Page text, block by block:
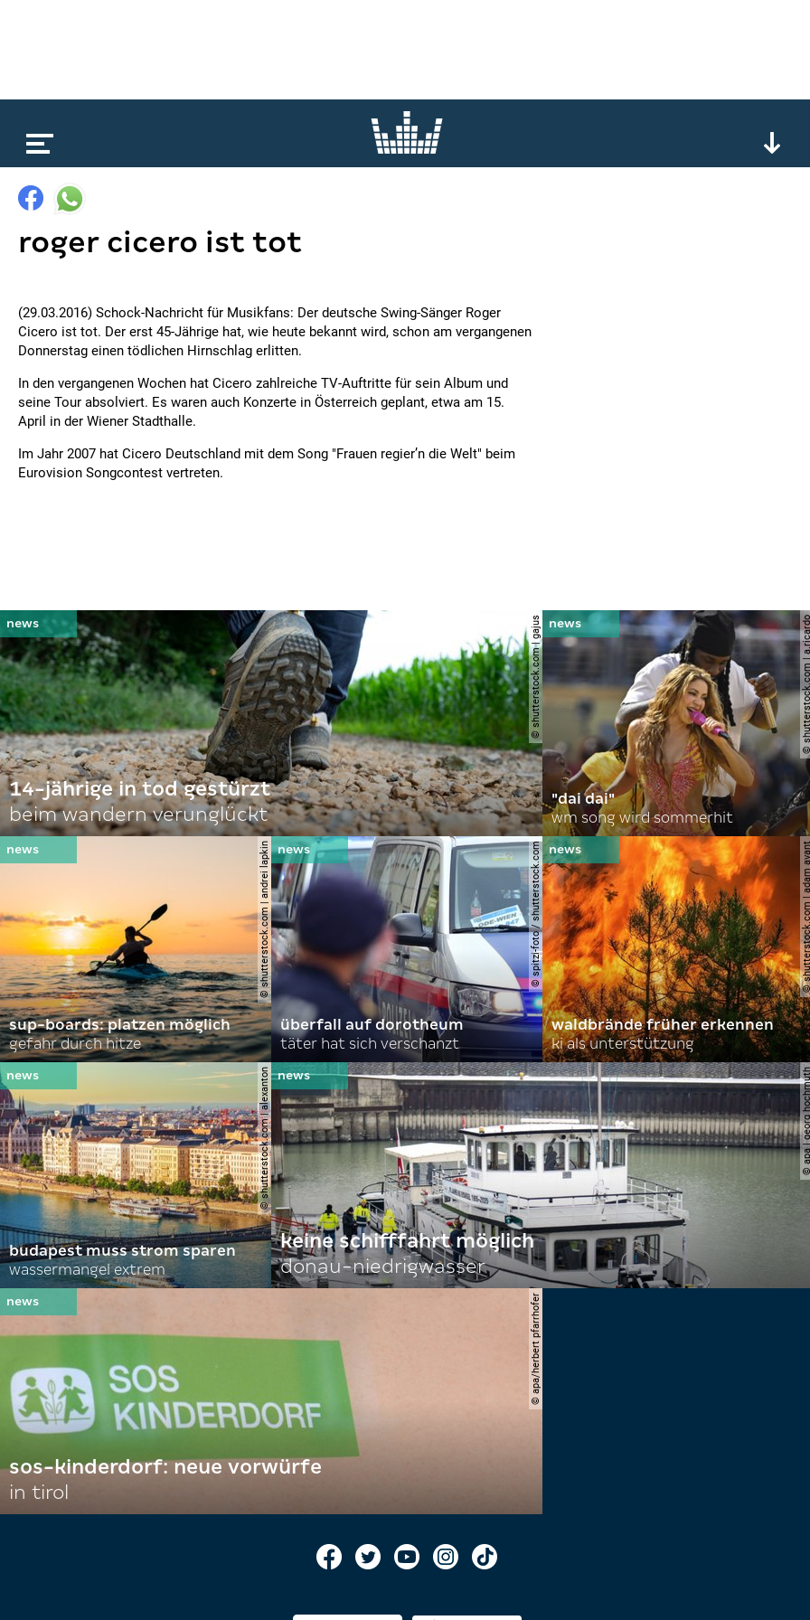
roger cicero ist tot
(29.03.2016) Schock-Nachricht für Musikfans: Der deutsche Swing-Sänger Roger
Cicero ist tot. Der erst 45-Jährige hat, wie heute bekannt wird, schon am vergangenen
Donnerstag einen tödlichen Hirnschlag erlitten.
In den vergangenen Wochen hat Cicero zahlreiche TV-Auftritte für sein Album und
seine Tour absolviert. Es waren auch Konzerte in Österreich geplant, etwa am 15.
April in der Wiener Stadthalle.
Im Jahr 2007 hat Cicero Deutschland mit dem Song "Frauen regier’n die Welt" beim
Eurovision Songcontest vertreten.
© shutterstock.com | gajus
14-jährige in tod gestürzt
beim wandern verunglückt
©
"dai dai"
wm song wird sommerhit
© shutterstock.com | andrei lapkin
sup-boards: platzen möglich
gefahr durch hitze
© spitzi-foto / shutterstock.com
überfall auf dorotheum
täter hat sich verschanzt
©
waldbrände früher erkennen
ki als unterstützung
© shutterstock.com | alexanton
budapest muss strom sparen
wassermangel extrem
© apa |
keine schifffahrt möglich
donau-niedrigwasser
© apa/herbert pfarrhofer
sos-kinderdorf: neue vorwürfe
in tirol